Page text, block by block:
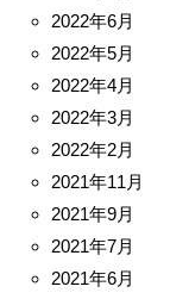
2022年6月
2022年5月
2022年4月
2022年3月
2022年2月
2021年11月
2021年9月
2021年7月
2021年6月